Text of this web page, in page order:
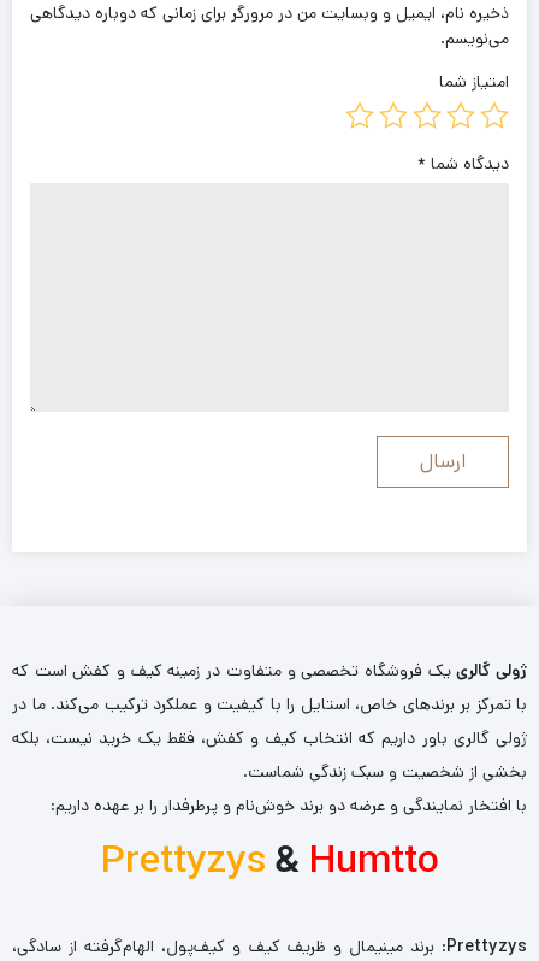
ذخیره نام، ایمیل و وبسایت من در مرورگر برای زمانی که دوباره دیدگاهی
می‌نویسم.
امتیاز شما
دیدگاه شما *
ژولی گالرییک فروشگاه تخصصی و متفاوت در زمینه کیف و کفش است که
با تمرکز بر برندهای خاص، استایل را با کیفیت و عملکرد ترکیب می‌کند. ما در
ژولی گالری باور داریم که انتخاب کیف و کفش، فقط یک خرید نیست، بلکه
بخشی از شخصیت و سبک زندگی شماست.
با افتخار نمایندگی و عرضه دو برند خوش‌نام و پرطرفدار را بر عهده داریم:
Prettyzys& Humtto
Prettyzys: برند مینیمال و ظریف کیف و کیف‌پول، الهام‌گرفته از سادگی،